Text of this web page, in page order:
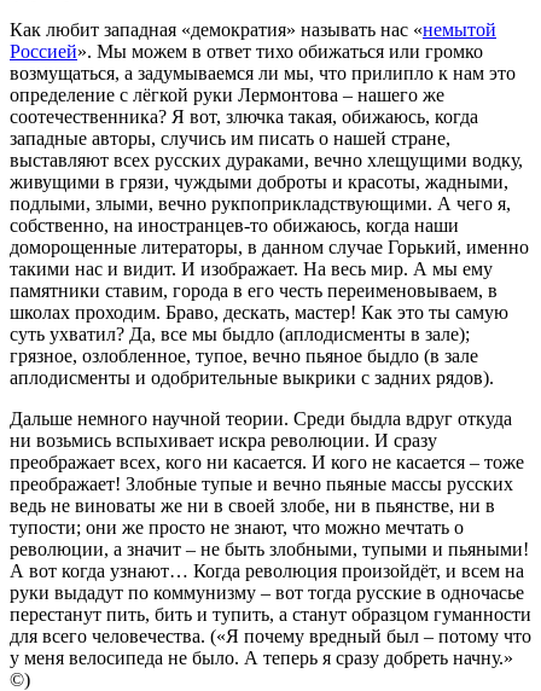
Как любит западная «демократия» называть нас «немытой
Россией». Мы можем в ответ тихо обижаться или громко
возмущаться, а задумываемся ли мы, что прилипло к нам это
определение с лёгкой руки Лермонтова – нашего же
соотечественника? Я вот, злючка такая, обижаюсь, когда
западные авторы, случись им писать о нашей стране,
выставляют всех русских дураками, вечно хлещущими водку,
живущими в грязи, чуждыми доброты и красоты, жадными,
подлыми, злыми, вечно рукпоприкладствующими. А чего я,
собственно, на иностранцев-то обижаюсь, когда наши
доморощенные литераторы, в данном случае Горький, именно
такими нас и видит. И изображает. На весь мир. А мы ему
памятники ставим, города в его честь переименовываем, в
школах проходим. Браво, дескать, мастер! Как это ты самую
суть ухватил? Да, все мы быдло (аплодисменты в зале);
грязное, озлобленное, тупое, вечно пьяное быдло (в зале
аплодисменты и одобрительные выкрики с задних рядов).
Дальше немного научной теории. Среди быдла вдруг откуда
ни возьмись вспыхивает искра революции. И сразу
преображает всех, кого ни касается. И кого не касается – тоже
преображает! Злобные тупые и вечно пьяные массы русских
ведь не виноваты же ни в своей злобе, ни в пьянстве, ни в
тупости; они же просто не знают, что можно мечтать о
революции, а значит – не быть злобными, тупыми и пьяными!
А вот когда узнают… Когда революция произойдёт, и всем на
руки выдадут по коммунизму – вот тогда русские в одночасье
перестанут пить, бить и тупить, а станут образцом гуманности
для всего человечества. («Я почему вредный был – потому что
у меня велосипеда не было. А теперь я сразу добреть начну.»
©)